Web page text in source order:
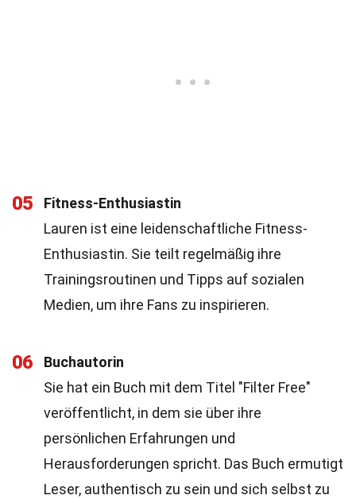
05
Fitness-Enthusiastin
Lauren ist eine leidenschaftliche Fitness-
Enthusiastin. Sie teilt regelmäßig ihre
Trainingsroutinen und Tipps auf sozialen
Medien, um ihre Fans zu inspirieren.
06
Buchautorin
Sie hat ein Buch mit dem Titel "Filter Free"
veröffentlicht, in dem sie über ihre
persönlichen Erfahrungen und
Herausforderungen spricht. Das Buch ermutigt
Leser, authentisch zu sein und sich selbst zu